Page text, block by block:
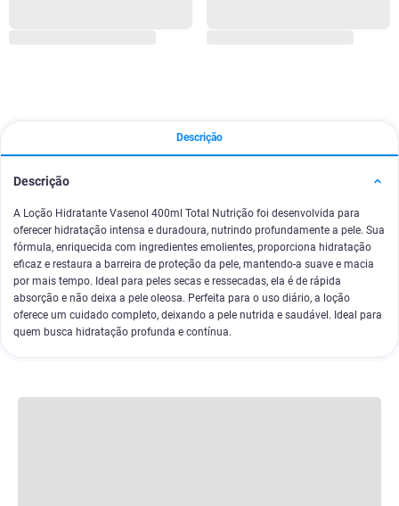
Descrição
Descrição
A Loção Hidratante Vasenol 400ml Total Nutrição foi desenvolvida para
oferecer hidratação intensa e duradoura, nutrindo profundamente a pele. Sua
fórmula, enriquecida com ingredientes emolientes, proporciona hidratação
eficaz e restaura a barreira de proteção da pele, mantendo-a suave e macia
por mais tempo. Ideal para peles secas e ressecadas, ela é de rápida
absorção e não deixa a pele oleosa. Perfeita para o uso diário, a loção
oferece um cuidado completo, deixando a pele nutrida e saudável. Ideal para
quem busca hidratação profunda e contínua.